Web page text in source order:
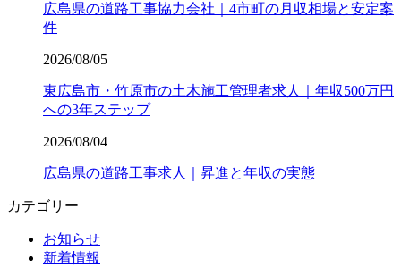
広島県の道路工事協力会社｜4市町の月収相場と安定案
件
2026/08/05
東広島市・竹原市の土木施工管理者求人｜年収500万円
への3年ステップ
2026/08/04
広島県の道路工事求人｜昇進と年収の実態
カテゴリー
お知らせ
新着情報